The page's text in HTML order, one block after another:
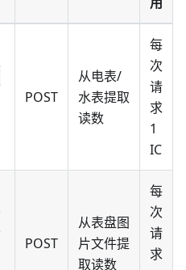
POST
从电表/
水表提取
读数
每
次
请
求
1
IC
POST
从表盘图
片文件提
取读数
每
次
请
求